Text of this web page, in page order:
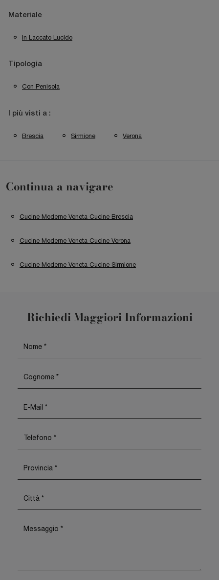
Materiale
In Laccato Lucido
Tipologia
Con Penisola
I più visti a :
Brescia Sirmione Verona
Continua a navigare
Cucine Moderne Veneta Cucine Brescia
Cucine Moderne Veneta Cucine Verona
Cucine Moderne Veneta Cucine Sirmione
Richiedi Maggiori Informazioni